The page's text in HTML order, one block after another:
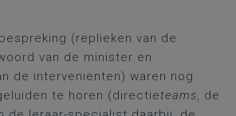
(replieken van de
van de minister en
de interveniënten) waren nog
te horen (directieteams, de